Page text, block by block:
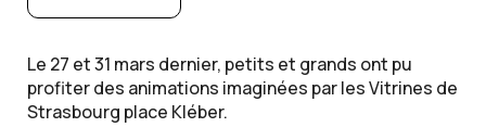
Le 27 et 31 mars dernier, petits et grands ont pu
profiter des animations imaginées par les Vitrines de
Strasbourg place Kléber.